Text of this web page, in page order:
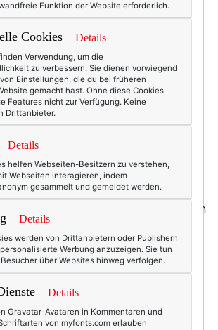
wird jetzt vergoldet!
ich möchte mich bei euch
Dafür, dass ich euch
höchstens zur Gartenarbeit
Oder im Urlaub, wenn ich abends
den Strand wollte und schnell ein
die auch sandig werden
zu den Zeiten, als Marc Jacobs auf
ein Paar designen wollte,
Look & Feel mehr abgewinnen als ein
mehr
Funktion der Website erforderlich.
Cookies Details
Verwendung, um die
zu verbessern. Sie dienen vorwiegend
Einstellungen, die du bei früheren
gemacht hast. Ohne diese Cookies
Features nicht zur Verfügung. Keine
Drittanbieter.
Details
helfen Webseiten-Besitzern zu verstehen,
Webseiten interagieren, indem
gesammelt und gemeldet werden.
Details
werden von Drittanbietern oder Publishern
Werbung anzuzeigen. Sie tun
über Websites hinweg verfolgen.
Details
Gravatar-Avataren in Kommentaren und
von myfonts.com erlauben